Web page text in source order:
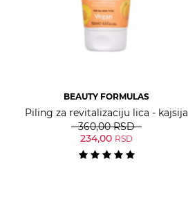
BEAUTY FORMULAS
Piling za revitalizaciju lica - kajsija
360,00RSD
234,00 RSD